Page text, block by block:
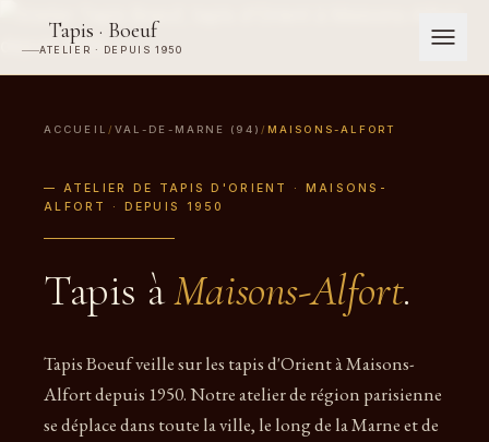
Tapis · Boeuf
ATELIER · DEPUIS 1950
ACCUEIL / VAL-DE-MARNE (94) / MAISONS-ALFORT
— ATELIER DE TAPIS D'ORIENT · MAISONS-
ALFORT · DEPUIS 1950
Tapis àMaisons-Alfort.
Tapis Boeuf veille sur les tapis d'Orient à Maisons-
Alfort depuis 1950. Notre atelier de région parisienne
se déplace dans toute la ville, le long de la Marne et de